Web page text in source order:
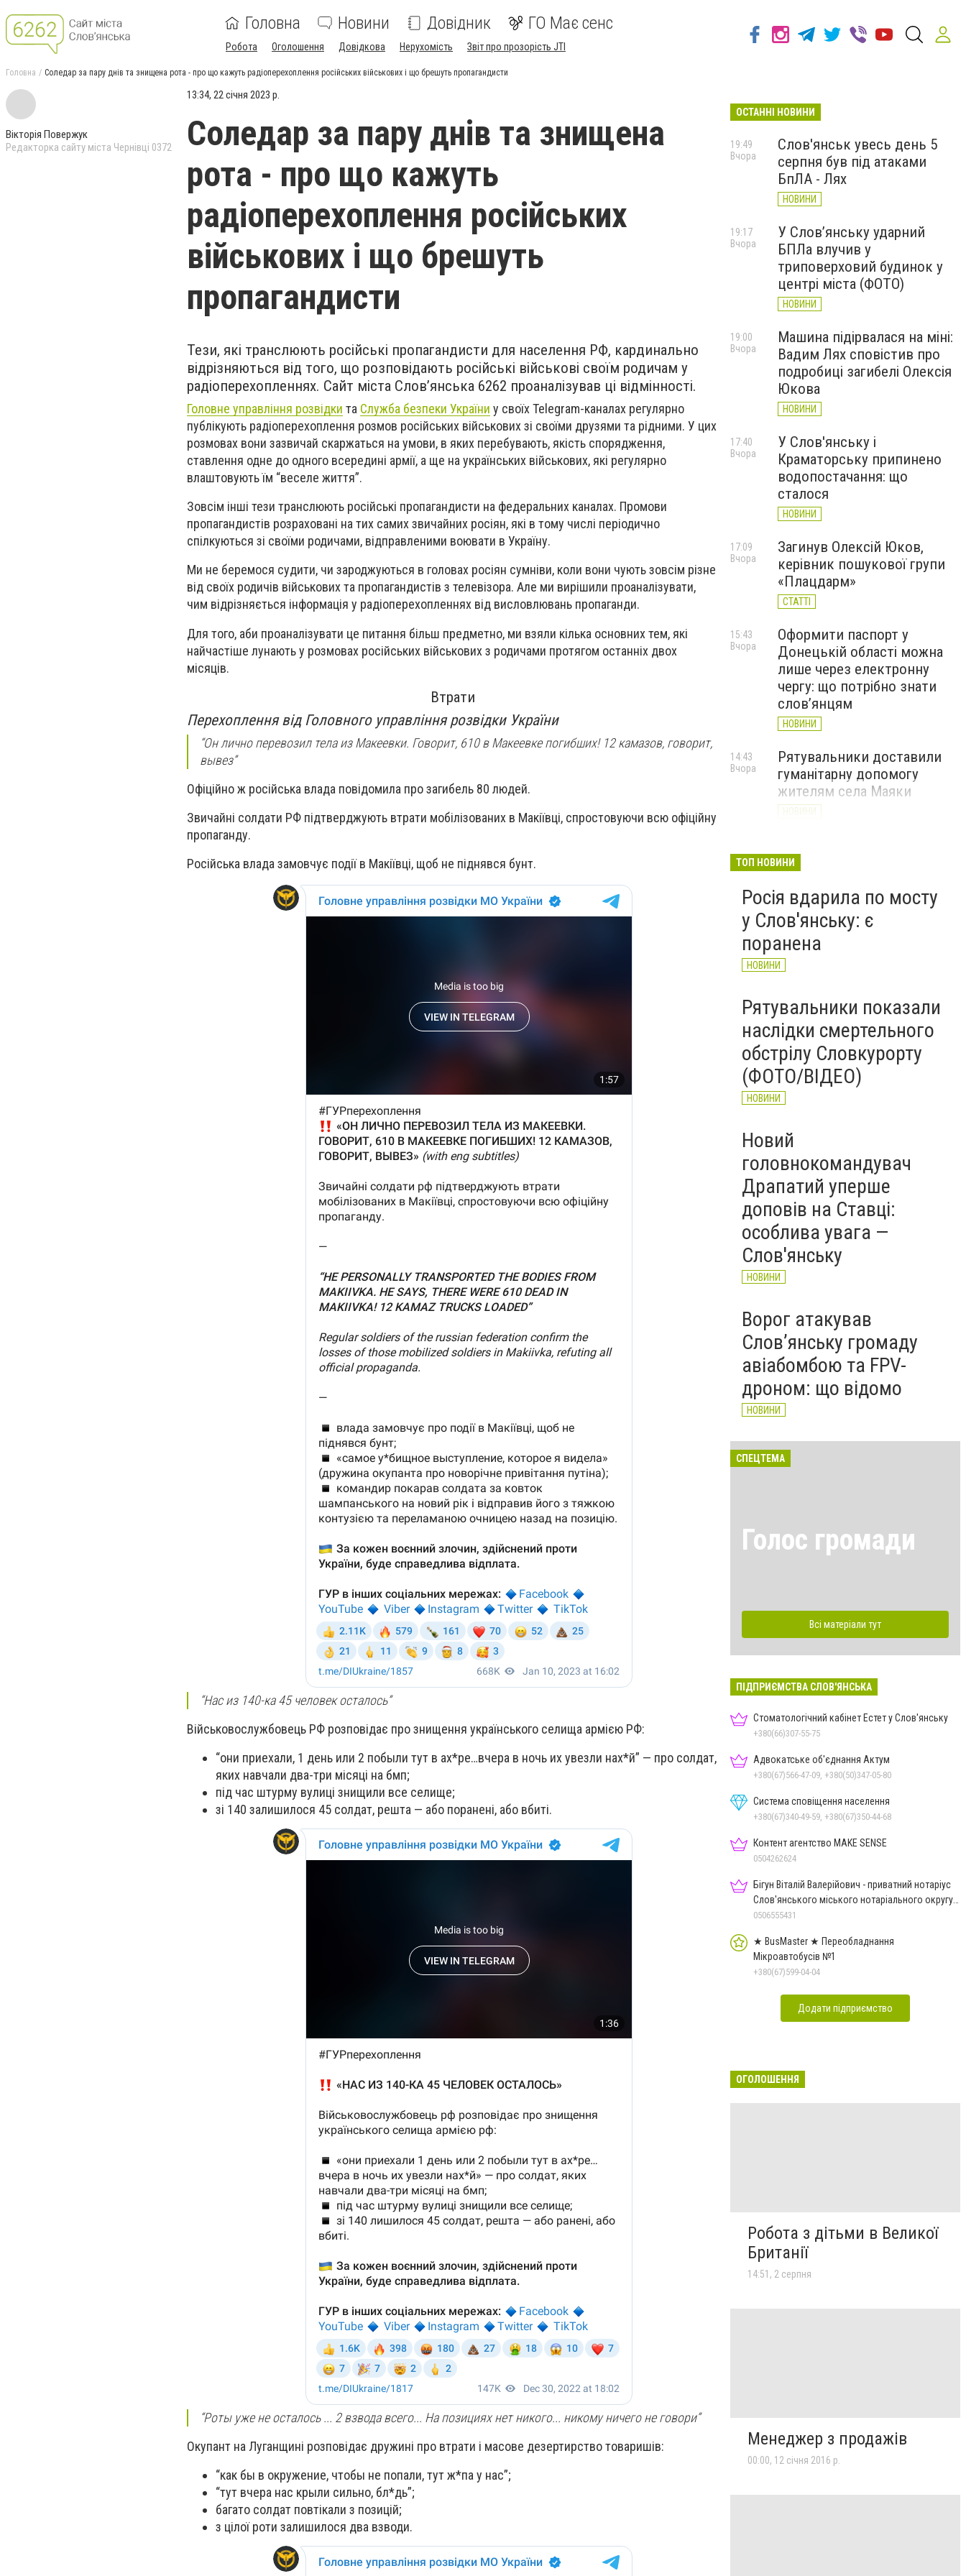
Головна Новини Довідник ГО Має сенс
Робота Оголошення Довідкова Нерухомість Звіт про прозорість JTI
Головна Соледар за пару днів та знищена рота - про що кажуть радіоперехоплення російських військових і що брешуть пропагандисти
Вікторія Повержук
Редакторка сайту міста Чернівці 0372
13:34, 22 січня 2023 р.
Соледар за пару днів та знищена
рота - про що кажуть
радіоперехоплення російських
військових і що брешуть
пропагандисти
Тези, які транслюють російські пропагандисти для населення РФ, кардинально
відрізняються від того, що розповідають російські військові своїм родичам у
радіоперехопленнях. Сайт міста Словʼянська 6262 проаналізував ці відмінності.
Головне управління розвідки та Служба безпеки України у своїх Telegram-каналах регулярно
публікують радіоперехоплення розмов російських військових зі своїми друзями та рідними. У цих
розмовах вони зазвичай скаржаться на умови, в яких перебувають, якість спорядження,
ставлення одне до одного всередині армії, а ще на українських військових, які регулярно
влаштовують їм “веселе життя”.
Зовсім інші тези транслюють російські пропагандисти на федеральних каналах. Промови
пропагандистів розраховані на тих самих звичайних росіян, які в тому числі періодично
спілкуються зі своїми родичами, відправленими воювати в Україну.
Ми не беремося судити, чи зароджуються в головах росіян сумніви, коли вони чують зовсім різне
від своїх родичів військових та пропагандистів з телевізора. Але ми вирішили проаналізувати,
чим відрізняється інформація у радіоперехопленнях від висловлювань пропаганди.
Для того, аби проаналізувати це питання більш предметно, ми взяли кілька основних тем, які
найчастіше лунають у розмовах російських військових з родичами протягом останніх двох
місяців.
Втрати
Перехоплення від Головного управління розвідки України
“Он лично перевозил тела из Макеевки. Говорит, 610 в Макеевке погибших! 12 камазов, говорит,
вывез”
Офіційно ж російська влада повідомила про загибель 80 людей.
Звичайні солдати РФ підтверджують втрати мобілізованих в Макіївці, спростовуючи всю офіційну
пропаганду.
Російська влада замовчує події в Макіївці, щоб не піднявся бунт.
“Нас из 140-ка 45 человек осталось”
Військовослужбовець РФ розповідає про знищення українського селища армією РФ:
“они приехали, 1 день или 2 побыли тут в ах*ре…вчера в ночь их увезли нах*й” — про солдат,
яких навчали два-три місяці на бмп;
під час штурму вулиці знищили все селище;
зі 140 залишилося 45 солдат, решта — або поранені, або вбиті.
“Роты уже не осталось ... 2 взвода всего... На позициях нет никого... никому ничего не говори”
Окупант на Луганщині розповідає дружині про втрати і масове дезертирство товаришів:
“как бы в окружение, чтобы не попали, тут ж*па у нас”;
“тут вчера нас крыли сильно, бл*дь”;
багато солдат повтікали з позицій;
з цілої роти залишилося два взводи.
ОСТАННІ НОВИНИ
Слов'янськ увесь день 5
серпня був під атаками
БпЛА - Лях
НОВИНИ
19:49
Вчора
У Слов’янську ударний
БПЛа влучив у
триповерховий будинок у
центрі міста (ФОТО)
НОВИНИ
19:17
Вчора
Машина підірвалася на міні:
Вадим Лях сповістив про
подробиці загибелі Олексія
Юкова
НОВИНИ
19:00
Вчора
У Слов'янську і
Краматорську припинено
водопостачання: що
сталося
НОВИНИ
17:40
Вчора
Загинув Олексій Юков,
керівник пошукової групи
«Плацдарм»
СТАТТІ
17:09
Вчора
Оформити паспорт у
Донецькій області можна
лише через електронну
чергу: що потрібно знати
слов’янцям
НОВИНИ
15:43
Вчора
Рятувальники доставили
гуманітарну допомогу
жителям села Маяки
НОВИНИ
14:43
Вчора
онлайн-акція до Дня молоді
Вчора
ТОП НОВИНИ
Росія вдарила по мосту
у Слов'янську: є
поранена
НОВИНИ
Рятувальники показали
наслідки смертельного
обстрілу Словкурорту
(ФОТО/ВІДЕО)
НОВИНИ
Новий
головнокомандувач
Драпатий уперше
доповів на Ставці:
особлива увага —
Слов'янську
НОВИНИ
Ворог атакував
Слов’янську громаду
авіабомбою та FPV-
дроном: що відомо
НОВИНИ
СПЕЦТЕМА
Голос громади
Всі матеріали тут
ПІДПРИЄМСТВА СЛОВ'ЯНСЬКА
Стоматологічний кабінет Естет у Слов'янську
+380(66)307-55-75
Адвокатське об'єднання Актум
+380(67)566-47-09, +380(50)347-05-80
Система сповіщення населення
+380(67)340-49-59, +380(67)350-44-68
Контент агентство MAKE SENSE
0504262624
Бігун Віталій Валерійович - приватний нотаріус
Слов'янського міського нотаріального округу
Дон.обл.
0506555431
★ BusMaster ★ Переобладнання
Мікроавтобусів №1
+380(67)599-04-04
Додати підприємство
ОГОЛОШЕННЯ
Робота з дітьми в Великої
Британії
14:51, 2 серпня
Менеджер з продажів
00:00, 12 січня 2016 р.